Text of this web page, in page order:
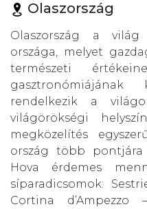
Olaszország
Olaszország a
országa, melyet
természeti
gasztronómiájának
rendelkezik a
világörökségi
megközelítés
ország több
Hova érdemes
síparadicsomok:
Cortina d’Ampezzo